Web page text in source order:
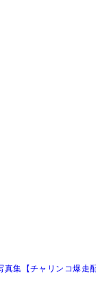
集【チャリンコ爆走